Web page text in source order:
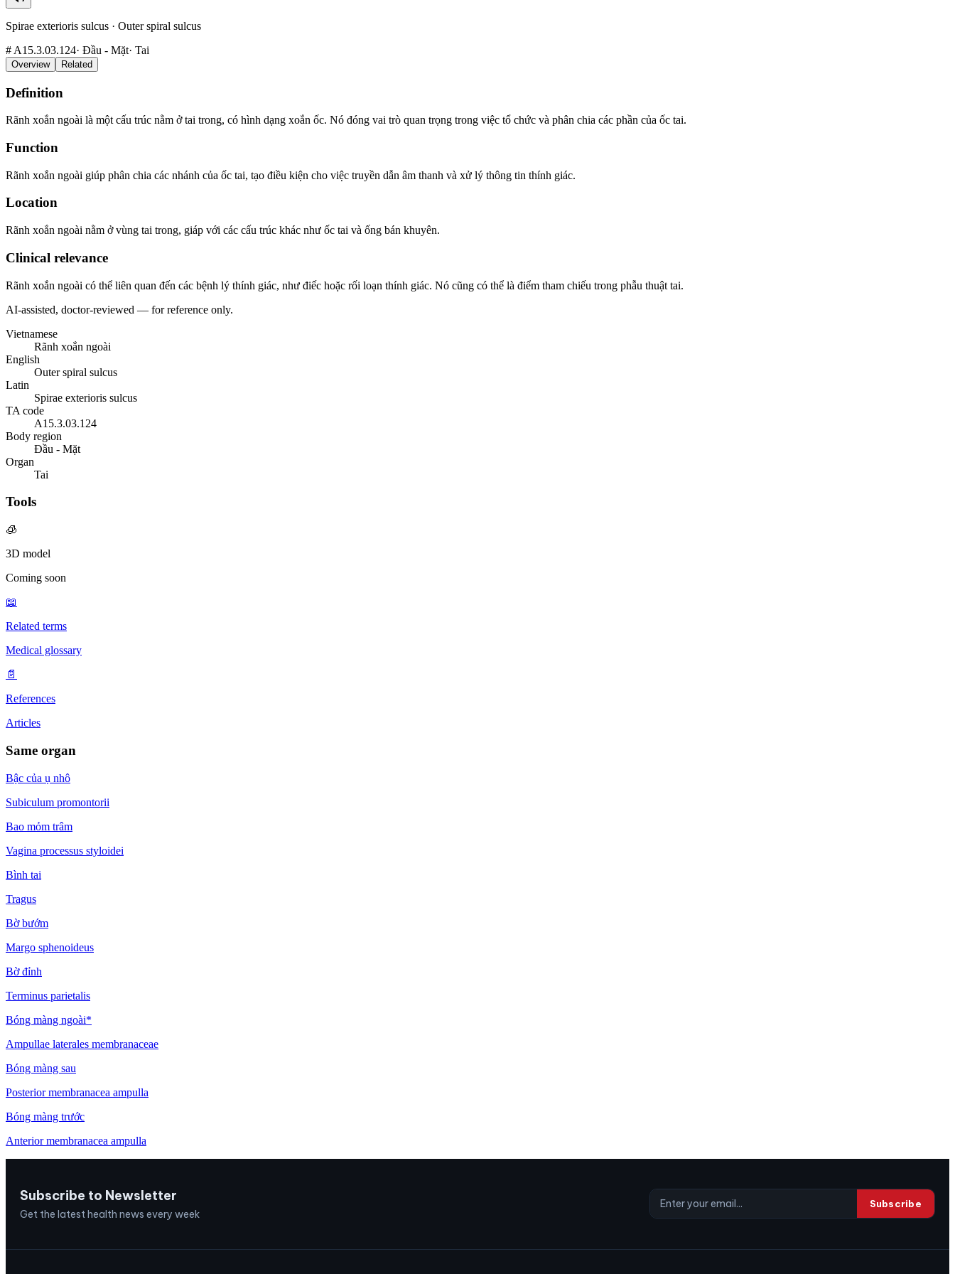
Spirae exterioris sulcus · Outer spiral sulcus
# A15.3.03.124· Đầu - Mặt· Tai
Overview Related
Definition
Rãnh xoắn ngoài là một cấu trúc nằm ở tai trong, có hình dạng xoắn ốc. Nó đóng vai trò quan trọng trong việc tổ chức và phân chia các phần của ốc tai.
Function
Rãnh xoắn ngoài giúp phân chia các nhánh của ốc tai, tạo điều kiện cho việc truyền dẫn âm thanh và xử lý thông tin thính giác.
Location
Rãnh xoắn ngoài nằm ở vùng tai trong, giáp với các cấu trúc khác như ốc tai và ống bán khuyên.
Clinical relevance
Rãnh xoắn ngoài có thể liên quan đến các bệnh lý thính giác, như điếc hoặc rối loạn thính giác. Nó cũng có thể là điểm tham chiếu trong phẫu thuật tai.
AI-assisted, doctor-reviewed — for reference only.
Vietnamese
Rãnh xoắn ngoài
English
Outer spiral sulcus
Latin
Spirae exterioris sulcus
TA code
A15.3.03.124
Body region
Đầu - Mặt
Organ
Tai
Tools
🧊
3D model
Coming soon
📖
Related terms
Medical glossary
📄
References
Articles
Same organ
Bậc của ụ nhô
Subiculum promontorii
Bao mỏm trâm
Vagina processus styloidei
Bình tai
Tragus
Bờ bướm
Margo sphenoideus
Bờ đỉnh
Terminus parietalis
Bóng màng ngoài*
Ampullae laterales membranaceae
Bóng màng sau
Posterior membranacea ampulla
Bóng màng trước
Anterior membranacea ampulla
Subscribe to Newsletter
Get the latest health news every week
Subscribe